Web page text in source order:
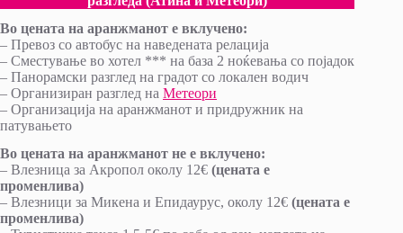
Во цената на аранжманот е вклучено:
– Превоз со автобус на наведената релација
– Сместување во хотел *** на база 2 ноќевања со појадок
– Панорамски разглед на градот со локален водич
– Организиран разглед на Метеори
– Организација на аранжманот и придружник на
патувањето
Во цената на аранжманот не е вклучено:
– Влезница за Акропол околу 12€ (цената е
променлива)
– Влезници за Микена и Епидаурус, околу 12€ (цената е
променлива)